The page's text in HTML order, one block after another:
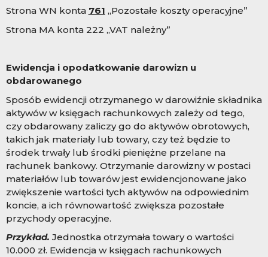
Strona WN konta 761 „Pozostałe koszty operacyjne”
Strona MA konta 222 „VAT należny”
Ewidencja i opodatkowanie darowizn u
obdarowanego
Sposób ewidencji otrzymanego w darowiźnie składnika
aktywów w księgach rachunkowych zależy od tego,
czy obdarowany zaliczy go do aktywów obrotowych,
takich jak materiały lub towary, czy też będzie to
środek trwały lub środki pieniężne przelane na
rachunek bankowy. Otrzymanie darowizny w postaci
materiałów lub towarów jest ewidencjonowane jako
zwiększenie wartości tych aktywów na odpowiednim
koncie, a ich równowartość zwiększa pozostałe
przychody operacyjne.
Przykład. Jednostka otrzymała towary o wartości
10.000 zł. Ewidencja w księgach rachunkowych